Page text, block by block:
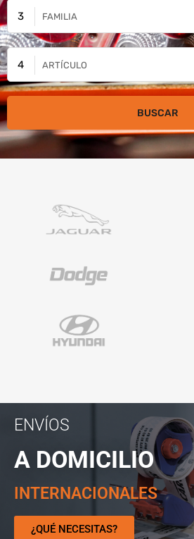
FAMILIA
ARTÍCULO
ENVÍOS
A DOMICILIO
INTERNACIONALES
¿QUÉ NECESITAS?